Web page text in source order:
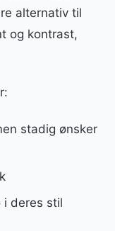
alternativ til
og kontrast,
stadig ønsker
i deres stil